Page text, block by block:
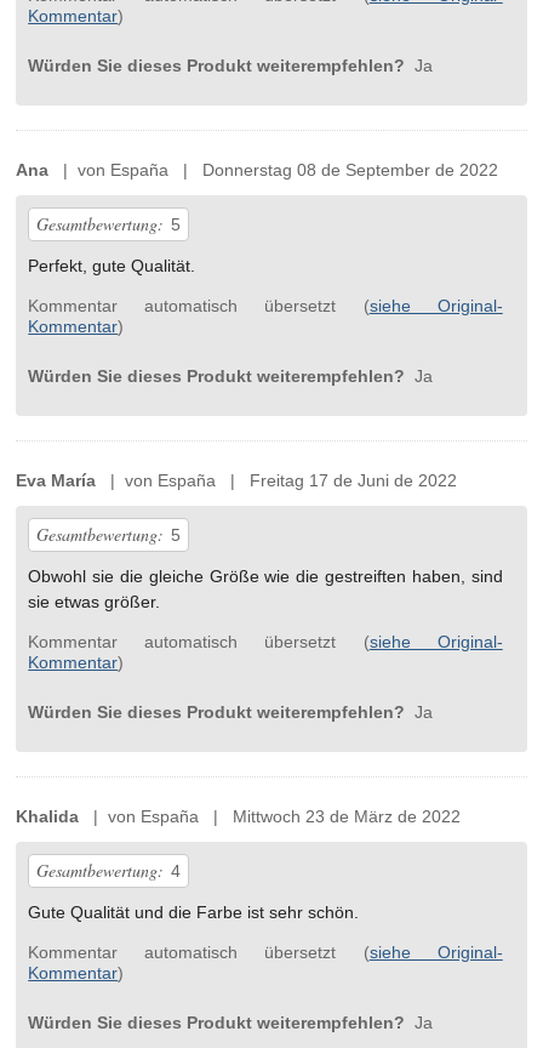
Kommentar)
Würden Sie dieses Produkt weiterempfehlen? Ja
Ana | von España | Donnerstag 08 de September de 2022
Gesamtbewertung: 5
Perfekt, gute Qualität.
Kommentar automatisch übersetzt (siehe Original-
Kommentar)
Würden Sie dieses Produkt weiterempfehlen? Ja
Eva María | von España | Freitag 17 de Juni de 2022
Gesamtbewertung: 5
Obwohl sie die gleiche Größe wie die gestreiften haben, sind
sie etwas größer.
Kommentar automatisch übersetzt (siehe Original-
Kommentar)
Würden Sie dieses Produkt weiterempfehlen? Ja
Khalida | von España | Mittwoch 23 de März de 2022
Gesamtbewertung: 4
Gute Qualität und die Farbe ist sehr schön.
Kommentar automatisch übersetzt (siehe Original-
Kommentar)
Würden Sie dieses Produkt weiterempfehlen? Ja